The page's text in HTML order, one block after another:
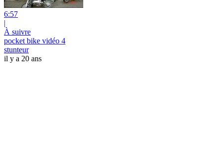
6:57
|
À suivre
pocket bike vidéo 4
stunteur
il y a 20 ans